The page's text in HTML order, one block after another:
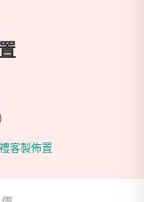
客製佈置